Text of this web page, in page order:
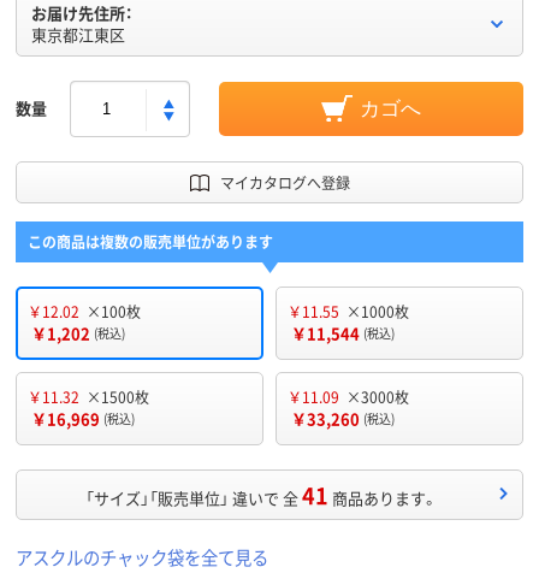
お届け先住所：
東京都江東区
数量 カゴへ
マイカタログへ登録
この商品は複数の販売単位があります
￥12.02 ×100枚
￥1,202 (税込)
￥11.55 ×1000枚
￥11,544 (税込)
￥11.32 ×1500枚
￥16,969 (税込)
￥11.09 ×3000枚
￥33,260 (税込)
「サイズ」「販売単位」 違いで 全41 商品あります。
アスクルのチャック袋を全て見る